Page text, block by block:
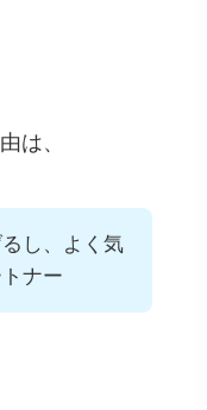
は、
し、よく気
ナー